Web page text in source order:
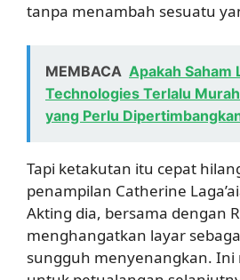
tanpa menambah sesuatu
MEMBACA Apakah Saham
Technologies Terlalu
yang Perlu
Tapi ketakutan itu cepat
penampilan Catherine
Akting dia, bersama dengan
menghangatkan layar
sungguh menyenangkan. Ini